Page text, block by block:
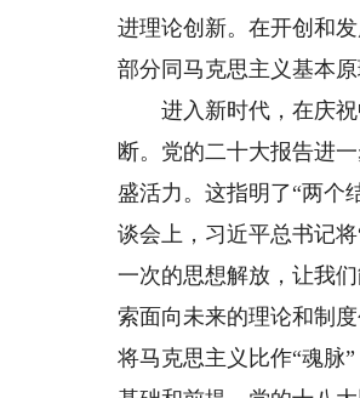
进理论创新。在开创和
部分同马克思主义基本
进入新时代，在庆祝
断。党的二十大报告进
盛活力。这指明了“两个
谈会上，习近平总书记
一次的思想解放，让我
索面向未来的理论和制
将马克思主义比作“魂脉